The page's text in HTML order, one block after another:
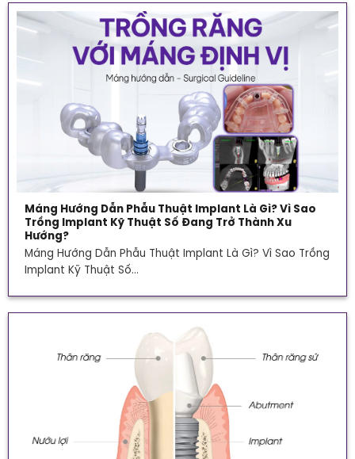
Máng Hướng Dẫn Phẫu Thuật Implant Là Gì? Vì Sao
Trồng Implant Kỹ Thuật Số Đang Trở Thành Xu
Hướng?
Máng Hướng Dẫn Phẫu Thuật Implant Là Gì? Vì Sao Trồng
Implant Kỹ Thuật Số...